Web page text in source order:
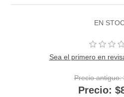
EN
Sea el primero en
Precio antiguo:
Precio: